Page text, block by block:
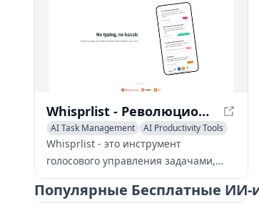
Whisprlist - Революционизируйте управление задачами с помощью голосового управления и эффективности
AI Task Management
AI Productivity Tools
Voice & Audio Editing
Whisprlist - это инструмент
голосового управления задачами,
который использует ИИ для
обработки деталей, сроков и многое
Популярные Бесплатные ИИ-